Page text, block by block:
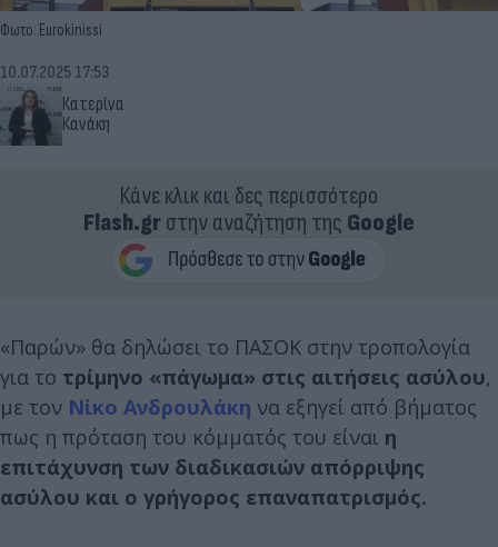
Φωτο: Eurokinissi
Κατερίνα
Κανάκη
10.07.2025 17:53
Κάνε κλικ και δες περισσότερο
Flash.grστην αναζήτηση της Google
«Παρών» θα δηλώσει το ΠΑΣΟΚ στην τροπολογία
για το τρίμηνο «πάγωμα» στις αιτήσεις ασύλου,
με τον Νίκο Ανδρουλάκη να εξηγεί από βήματος
πως η πρόταση του κόμματός του είναι η
επιτάχυνση των διαδικασιών απόρριψης
ασύλου και ο γρήγορος επαναπατρισμός.